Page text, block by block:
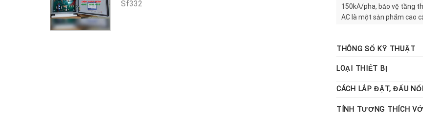
150kA/pha, bảo vệ tầng
AC là một sản phẩm cao
bị điện nhạy cảm khỏi
THÔNG SỐ KỸ THUẬT
LOẠI THIẾT BỊ
CÁCH LẮP ĐẶT, ĐẤU NỐI
TÍNH TƯƠNG THÍCH